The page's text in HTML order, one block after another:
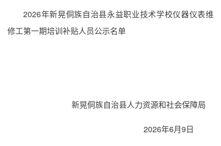
2026年新晃侗族自治县永益职业技术学校仪器仪表维
修工第一期培训补贴人员公示名单
新晃侗族自治县人力资源和社会保障局
2026年6月9日